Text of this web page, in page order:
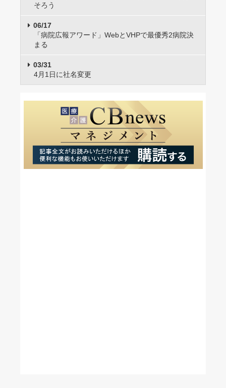
そろう
06/17
「病院広報アワード」WebとVHPで最優秀2病院決
まる
03/31
4月1日に社名変更